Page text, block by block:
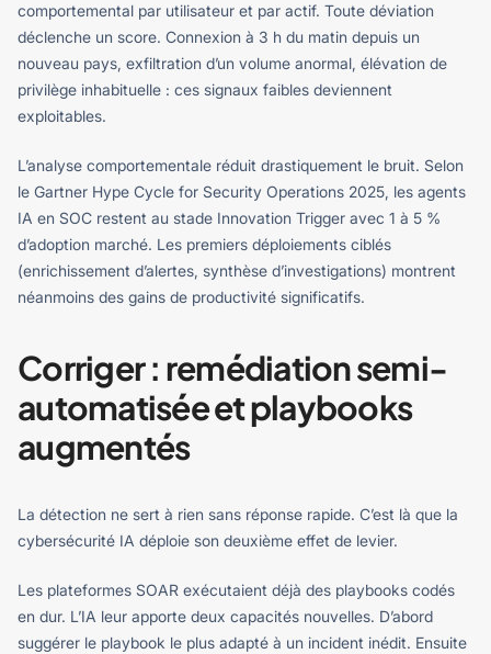
comportemental par utilisateur et par actif. Toute déviation
déclenche un score. Connexion à 3 h du matin depuis un
nouveau pays, exfiltration d’un volume anormal, élévation de
privilège inhabituelle : ces signaux faibles deviennent
exploitables.
L’analyse comportementale réduit drastiquement le bruit. Selon
le Gartner Hype Cycle for Security Operations 2025, les agents
IA en SOC restent au stade Innovation Trigger avec 1 à 5 %
d’adoption marché. Les premiers déploiements ciblés
(enrichissement d’alertes, synthèse d’investigations) montrent
néanmoins des gains de productivité significatifs.
Corriger : remédiation semi-
automatisée et playbooks
augmentés
La détection ne sert à rien sans réponse rapide. C’est là que la
cybersécurité IA déploie son deuxième effet de levier.
Les plateformes SOAR exécutaient déjà des playbooks codés
en dur. L’IA leur apporte deux capacités nouvelles. D’abord
suggérer le playbook le plus adapté à un incident inédit. Ensuite